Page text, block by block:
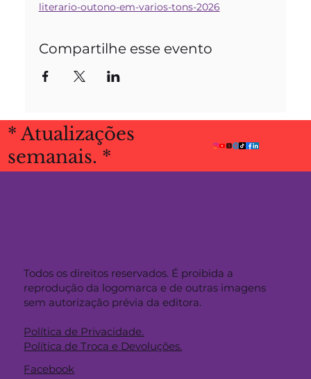
literario-outono-em-varios-tons-2026
Compartilhe esse evento
Todos os direitos reservados. É proibida a
reprodução da logomarca e de outras imagens
sem autorização prévia da editora.
Política de Privacidade.
Política de Troca e Devoluções.
Facebook
* Atualizações
semanais. *